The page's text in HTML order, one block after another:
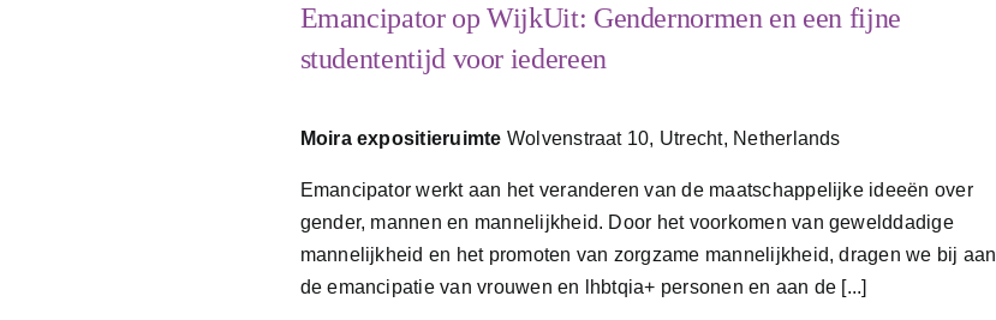
Emancipator op WijkUit: Gendernormen en een fijne
studententijd voor iedereen
Moira expositieruimte Wolvenstraat 10, Utrecht, Netherlands
Emancipator werkt aan het veranderen van de maatschappelijke ideeën over
gender, mannen en mannelijkheid. Door het voorkomen van gewelddadige
mannelijkheid en het promoten van zorgzame mannelijkheid, dragen we bij aan
de emancipatie van vrouwen en lhbtqia+ personen en aan de [...]